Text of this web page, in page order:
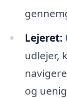
Lejeret:
udlejer,
og